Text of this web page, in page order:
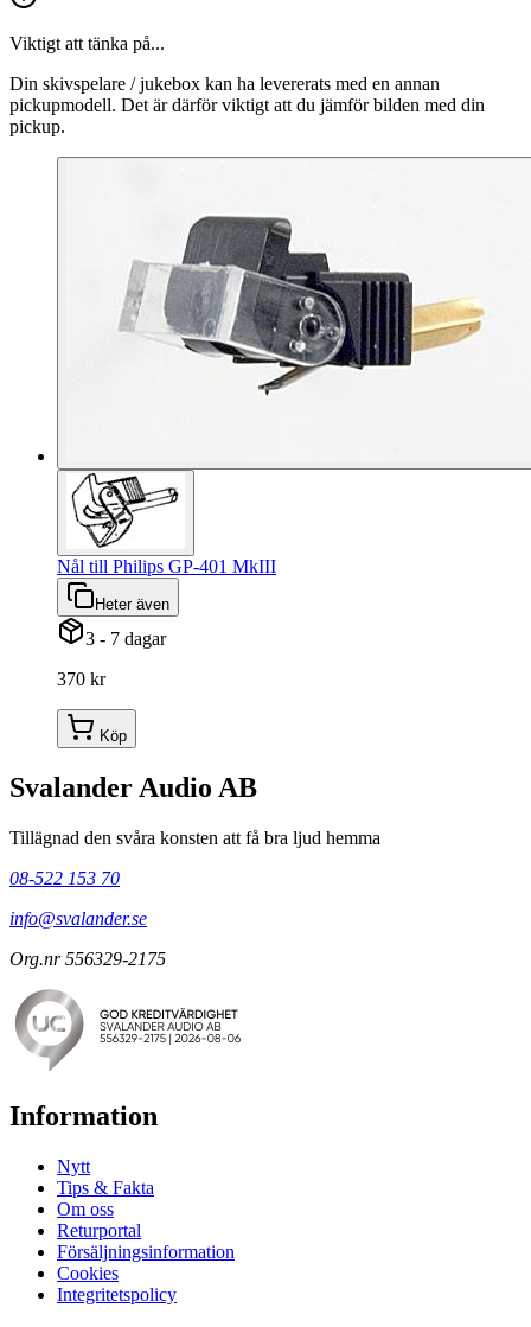
Viktigt att tänka på...
Din skivspelare / jukebox kan ha levererats med en annan
pickupmodell. Det är därför viktigt att du jämför bilden med din
pickup.
Nål till Philips GP-401 MkIII
Heter även
3 - 7 dagar
370 kr
Köp
Svalander Audio AB
Tillägnad den svåra konsten att få bra ljud hemma
08-522 153 70
info@svalander.se
Org.nr 556329-2175
Information
Nytt
Tips & Fakta
Om oss
Returportal
Försäljningsinformation
Cookies
Integritetspolicy